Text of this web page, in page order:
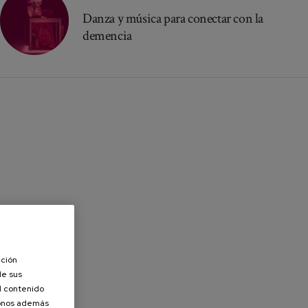
Danza y música para conectar con la
demencia
sus
contenido
además